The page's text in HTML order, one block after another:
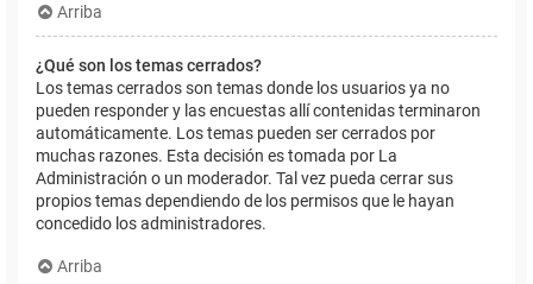
Arriba
¿Qué son los temas cerrados?
Los temas cerrados son temas donde los usuarios ya no
pueden responder y las encuestas allí contenidas terminaron
automáticamente. Los temas pueden ser cerrados por
muchas razones. Esta decisión es tomada por La
Administración o un moderador. Tal vez pueda cerrar sus
propios temas dependiendo de los permisos que le hayan
concedido los administradores.
Arriba